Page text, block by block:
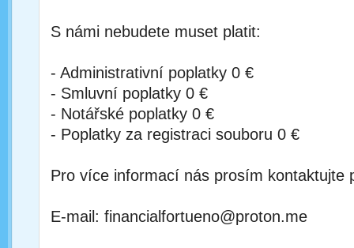
S námi nebudete muset platit:
- Administrativní poplatky 0 €
- Smluvní poplatky 0 €
- Notářské poplatky 0 €
- Poplatky za registraci souboru 0 €
Pro více informací nás prosím kontaktujte
E-mail: financialfortueno@proton.me